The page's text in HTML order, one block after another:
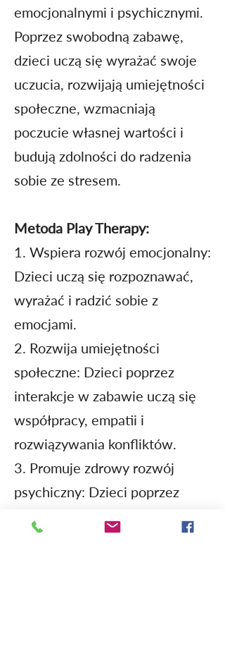
emocjonalnymi i psychicznymi.
Poprzez swobodną zabawę,
dzieci uczą się wyrażać swoje
uczucia, rozwijają umiejętności
społeczne, wzmacniają
poczucie własnej wartości i
budują zdolności do radzenia
sobie ze stresem.
Metoda Play Therapy:
1. Wspiera rozwój emocjonalny:
Dzieci uczą się rozpoznawać,
wyrażać i radzić sobie z
emocjami.
2. Rozwija umiejętności
społeczne: Dzieci poprzez
interakcje w zabawie uczą się
współpracy, empatii i
rozwiązywania konfliktów.
3. Promuje zdrowy rozwój
psychiczny: Dzieci poprzez